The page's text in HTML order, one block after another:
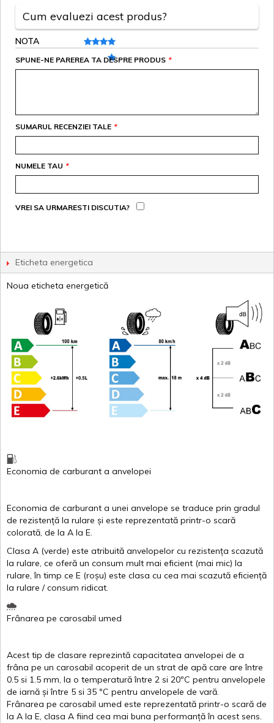
Cum evaluezi acest produs?
NOTA
*
SPUNE-NE PAREREA TA DESPRE PRODUS
*
SUMARUL RECENZIEI TALE
*
NUMELE TAU
VREI SA URMARESTI DISCUTIA?
Eticheta energetica
Noua eticheta energetică
Economia de carburant a anvelopei
Economia de carburant a unei anvelope se traduce prin gradul
de rezistență la rulare și este reprezentată printr-o scară
colorată, de la A la E.
Clasa A (verde) este atribuită anvelopelor cu rezistența scazută
la rulare, ce oferă un consum mult mai eficient (mai mic) la
rulare,în timp ce E (roșu) este clasa cu cea mai scazută eficiență
la rulare /consum ridicat.
Frânarea pe carosabil umed
Acest tip de clasare reprezintă capacitatea anvelopei de a
frâna pe un carosabil acoperit de un strat de apă care areîntre
0.5 si 1.5 mm, la o temperatură între 2 si 20ºC pentru anvelopele
de iarnă și între 5 si 35 ºC pentru anvelopele de vară.
Frânarea pe carosabil umed este reprezentată printr-o scară de
la A la E, clasa A fiind cea mai buna performanță în acest sens.